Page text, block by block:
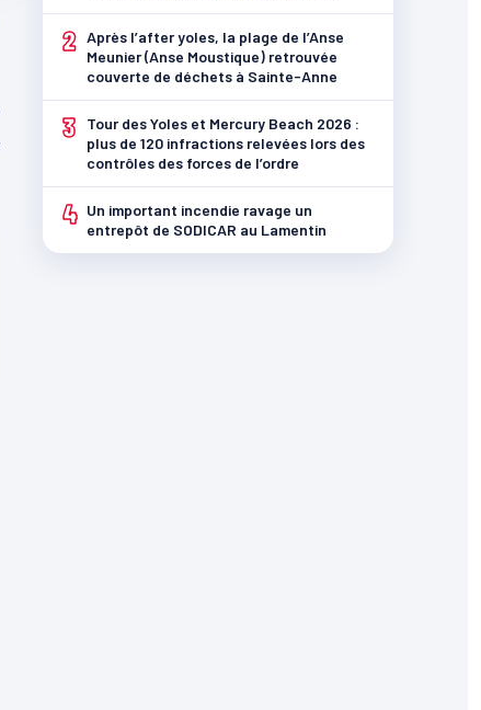
2 Après l’after yoles, la plage de l’Anse
Meunier (Anse Moustique) retrouvée
couverte de déchets à Sainte-Anne
3
Tour des Yoles et Mercury Beach 2026 :
plus de 120 infractions relevées lors des
contrôles des forces de l’ordre
4 Un important incendie ravage un
entrepôt de SODICAR au Lamentin